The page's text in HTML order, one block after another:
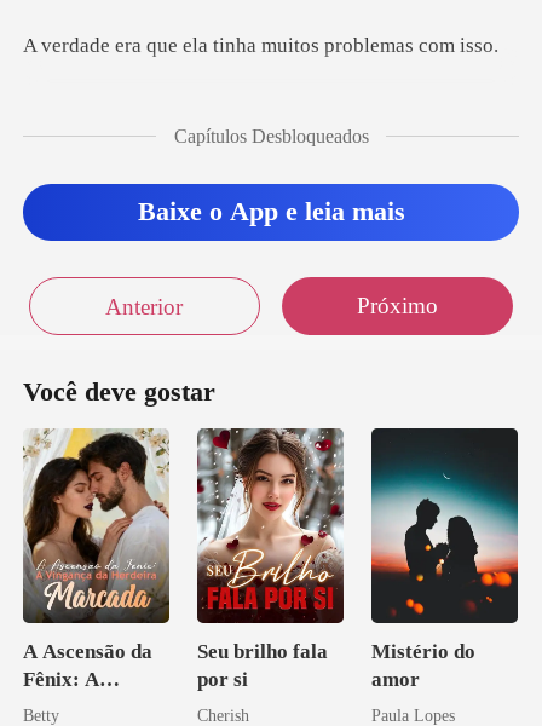
ela tinha muitos p
Capítulos Desbloqueados
Baixe o App e leia mais
Anterior Próximo
Você deve gostar
A Ascensão da
Fênix: A
Vingança da
Betty
Seu brilho fala
por si
Cherish
Mistério do
amor
Paula Lopes